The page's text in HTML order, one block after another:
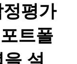
평가
트폴
설